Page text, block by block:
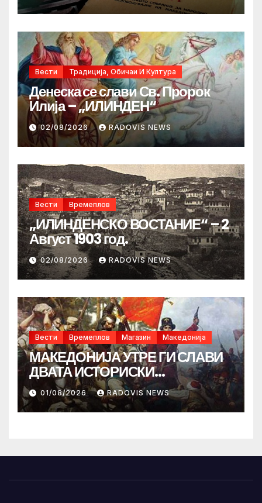
Вести Традиција, Обичаи И Култура
Денеска се слави Св. Пророк
Илија – „ИЛИНДЕН“
02/08/2026 RADOVIS NEWS
Вести Времеплов
„ИЛИНДЕНСКО ВОСТАНИЕ“ – 2
Август 1903 год.
02/08/2026 RADOVIS NEWS
Вести Времеплов Магазин Македонија
МАКЕДОНИЈА УТРЕ ГИ СЛАВИ
ДВАТА ИСТОРИСКИ
ИЛИНДЕНА!
01/08/2026 RADOVIS NEWS